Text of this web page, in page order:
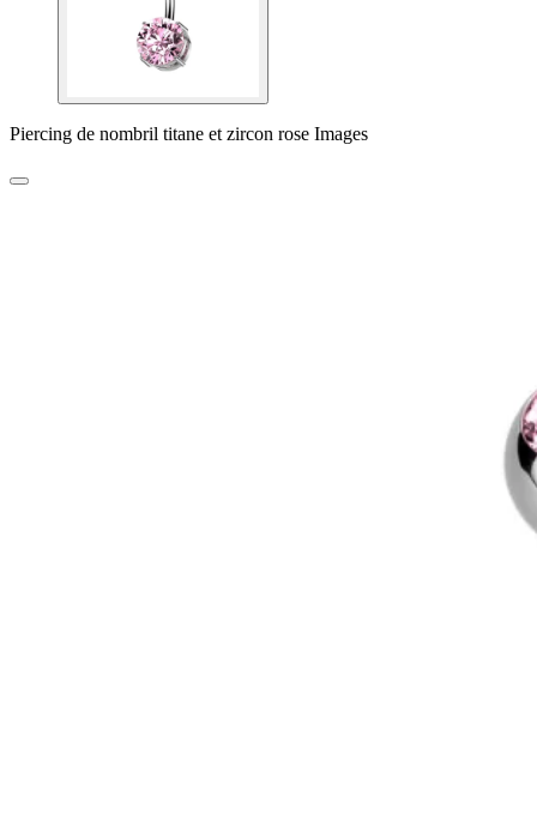
Piercing de nombril titane et zircon rose Images